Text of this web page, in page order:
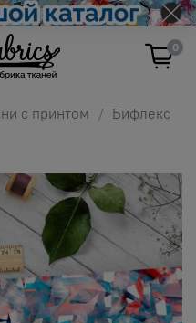
0
с принтом Бифлекс